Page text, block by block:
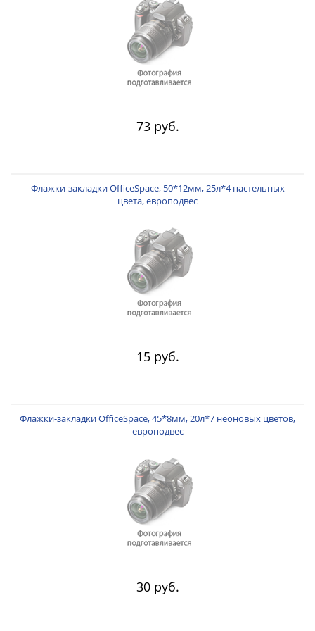
73 руб.
Флажки-закладки OfficeSpace, 50*12мм, 25л*4 пастельных
цвета, европодвес
15 руб.
Флажки-закладки OfficeSpace, 45*8мм, 20л*7 неоновых цветов,
европодвес
30 руб.